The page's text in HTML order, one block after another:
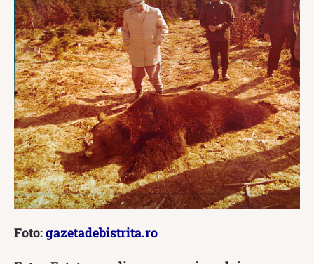
Foto:gazetadebistrita.ro